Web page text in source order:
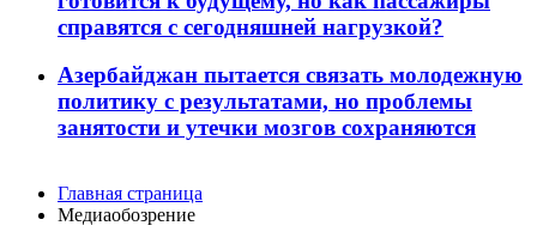
справятся с сегодняшней нагрузкой?
Азербайджан пытается связать молодежную
политику с результатами, но проблемы
занятости и утечки мозгов сохраняются
Главная страница
Медиаобозрение